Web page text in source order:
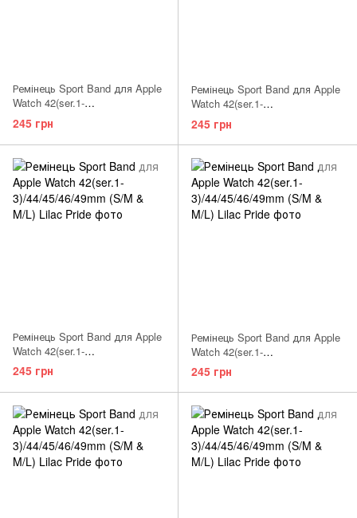
Ремінець Sport Band для Apple
Watch 42(ser.1-
3)/44/45/46/49mm (S/M)
Cornflower
245 грн
Ремінець Sport Band для Apple
Watch 42(ser.1-
3)/44/45/46/49mm (S/M) Ultra
Violet
245 грн
Ремінець Sport Band для Apple
Watch 42(ser.1-
3)/44/45/46/49mm (S/M) Dragon
Fruit
245 грн
Ремінець Sport Band для Apple
Watch 42(ser.1-
3)/44/45/46/49mm (S/M) Blue
Cobalt
245 грн